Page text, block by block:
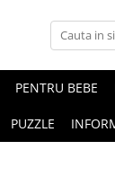
PENTRU BEBE
PUZZLE